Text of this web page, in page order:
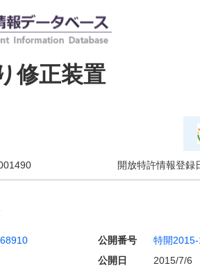
修正装置
開放特許情報登録
公開番号 特開
公開日
2015/7/6